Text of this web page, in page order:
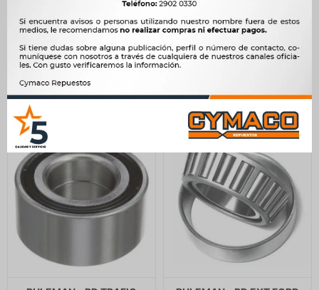
(CR.022) -
$211 $ 216
$179
RUEDA FIAT PALIO 1.4 8V
C/ABS -
$ 774 $ 793